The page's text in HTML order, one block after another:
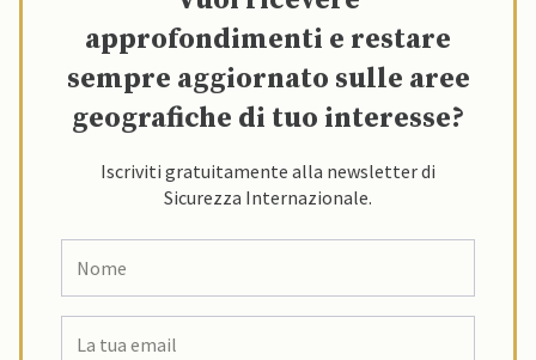
approfondimenti e restare
sempre aggiornato sulle aree
geografiche di tuo interesse?
Iscriviti gratuitamente alla newsletter di
Sicurezza Internazionale.